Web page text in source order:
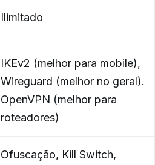
Ilimitado
IKEv2 (melhor para mobile),
Wireguard (melhor no geral).
OpenVPN (melhor para
roteadores)
Ofuscação, Kill Switch,